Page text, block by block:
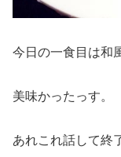
今日の一食目は和
美味かったっす。
あれこれ話して終